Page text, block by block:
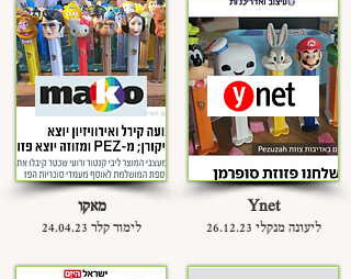
מאקו
לימור קלר 24.04.23
Ynet
ליעונה מנקלי 26.12.23